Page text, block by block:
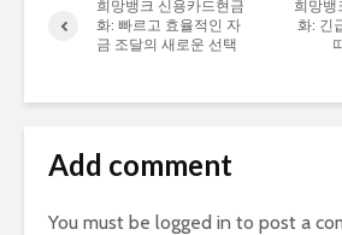
희망뱅크 신용카드현금
화: 빠르고 효율적인 자
금 조달의 새로운 선택
희망뱅
화: 긴
Add comment
You must be logged in to post a